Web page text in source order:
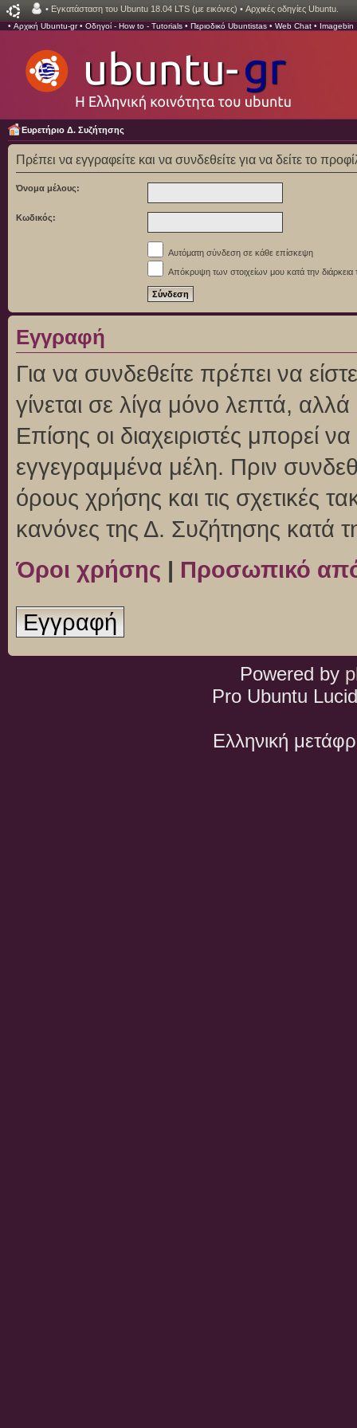
• Εγκατάσταση του Ubuntu 18.04 LTS (με εικόνες) • Αρχικές οδηγίες Ubuntu.
• Αρχική Ubuntu-gr• Οδηγοί - How to - Tutorials • Περιοδικό Ubuntistas • Web Chat • Imagebin
Ευρετήριο Δ. Συζήτησης
Πρέπει να εγγραφείτε και να συνδεθείτε για να δείτε το
Όνομα μέλους:
Κωδικός:
Αυτόματη σύνδεση σε κάθε επίσκεψη
Απόκρυψη των στοιχείων μου κατά την διάρκεια
Εγγραφή
Για να συνδεθείτε πρέπει να
γίνεται σε λίγα μόνο λεπτά,
Επίσης οι διαχειριστές μπορεί
εγγεγραμμένα μέλη. Πριν
όρους χρήσης και τις σχετικές
κανόνες της Δ. Συζήτησης κατά
Όροι χρήσης | Προσωπικό
Εγγραφή
Powered by
Pro Ubuntu
Ελληνική